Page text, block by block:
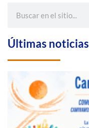
Últimas noticias